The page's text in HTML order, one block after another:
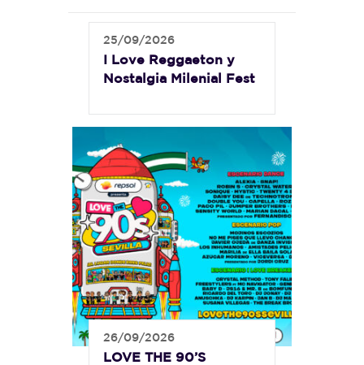
25/09/2026
I Love Reggaeton y
Nostalgia Milenial Fest
26/09/2026
LOVE THE 90’S